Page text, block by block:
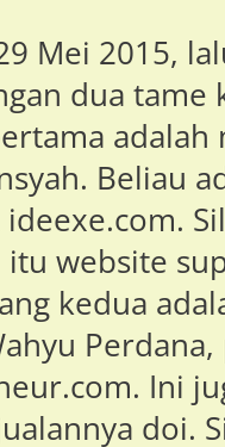
Mei 2015,
dua tame
adalah
Beliau
website
kedua
Ini
doi.